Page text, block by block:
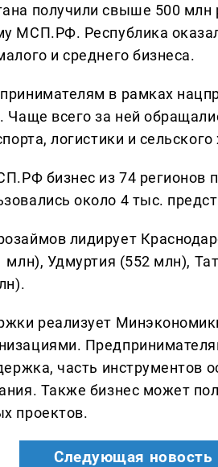
получили свыше 500 млн
МСП.РФ. Республика
и среднего бизнеса.
в рамках
Чаще всего за ней
логистики и сельского
бизнес из 74 регионов
около 4 тыс.
лидирует
Удмуртия (552 млн),
реализует
часть инструментов
Также бизнес может
проектов.
Следующая новость